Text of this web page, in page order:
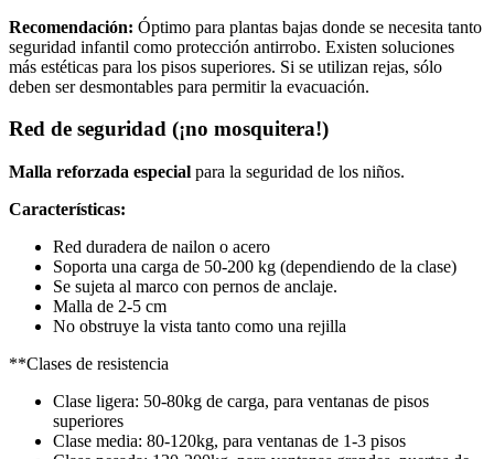
Recomendación: Óptimo para plantas bajas donde se necesita tanto
seguridad infantil como protección antirrobo. Existen soluciones
más estéticas para los pisos superiores. Si se utilizan rejas, sólo
deben ser desmontables para permitir la evacuación.
Red de seguridad (¡no mosquitera!)
Malla reforzada especial para la seguridad de los niños.
Características:
Red duradera de nailon o acero
Soporta una carga de 50-200 kg (dependiendo de la clase)
Se sujeta al marco con pernos de anclaje.
Malla de 2-5 cm
No obstruye la vista tanto como una rejilla
**Clases de resistencia
Clase ligera: 50-80kg de carga, para ventanas de pisos
superiores
Clase media: 80-120kg, para ventanas de 1-3 pisos